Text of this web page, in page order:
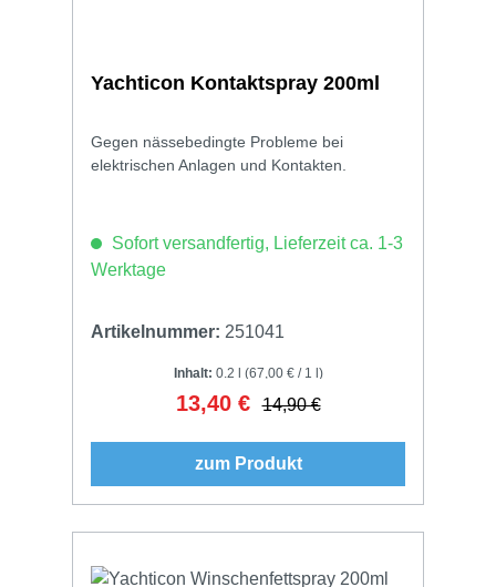
Yachticon Kontaktspray 200ml
Gegen nässebedingte Probleme bei
elektrischen Anlagen und Kontakten.
Sofort versandfertig, Lieferzeit ca. 1-3
Werktage
Artikelnummer: 251041
Inhalt: 0.2 l (67,00 € / 1 l)
Verkaufspreis:
13,40 € Regulärer Preis:
14,90 €
zum Produkt